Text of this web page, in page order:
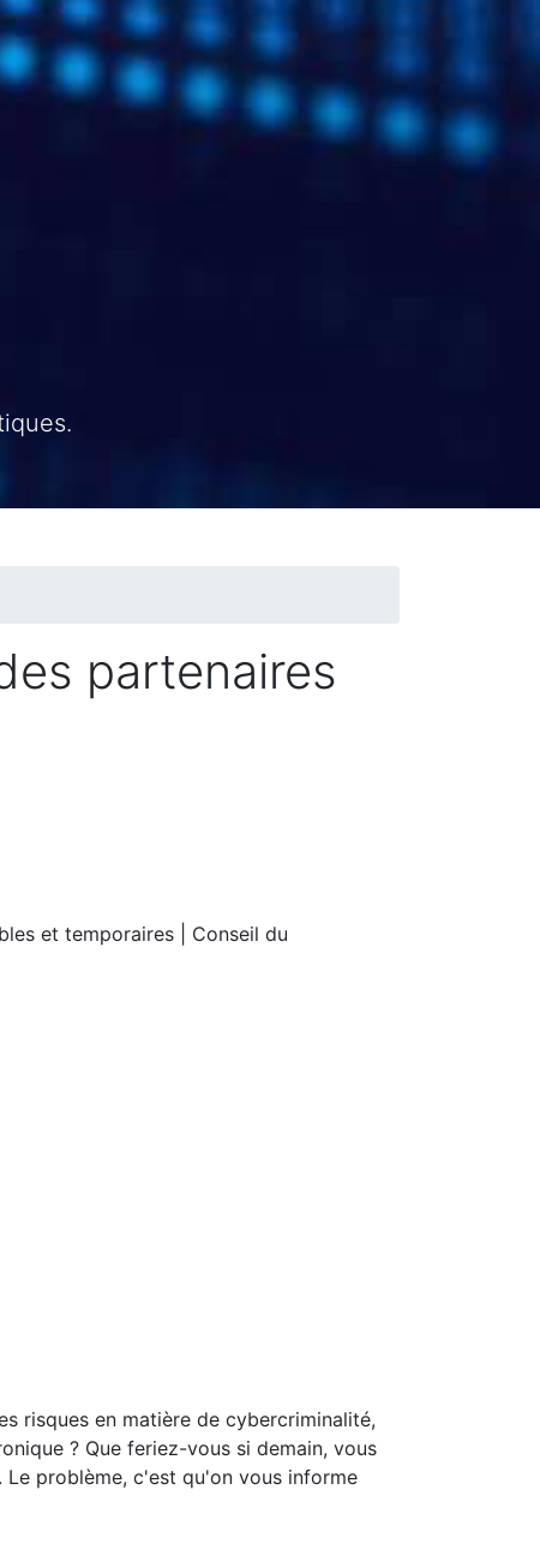
partenaires
et temporaires | Conseil du
risques en matière de cybercriminalité,
? Que feriez-vous si demain, vous
Le problème, c'est qu'on vous informe